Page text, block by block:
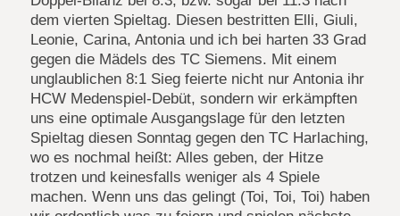
dem vierten Spieltag. Diesen bestritten Elli, Giuli,
Leonie, Carina, Antonia und ich bei harten 33 Grad
gegen die Mädels des TC Siemens. Mit einem
unglaublichen 8:1 Sieg feierte nicht nur Antonia ihr
HCW Medenspiel-Debüt, sondern wir erkämpften
uns eine optimale Ausgangslage für den letzten
Spieltag diesen Sonntag gegen den TC Harlaching,
wo es nochmal heißt: Alles geben, der Hitze
trotzen und keinesfalls weniger als 4 Spiele
machen. Wenn uns das gelingt (Toi, Toi, Toi) haben